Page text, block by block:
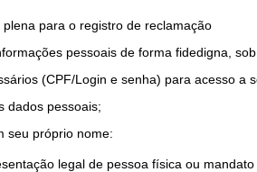
para o registro de reclamação
pessoais de forma fidedigna,
(CPF/Login e senha) para acesso a
dados pessoais;
seu próprio nome:
legal de pessoa física ou